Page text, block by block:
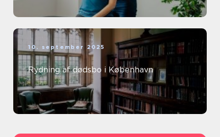
10. september 2025
Rydning af dødsbo i København